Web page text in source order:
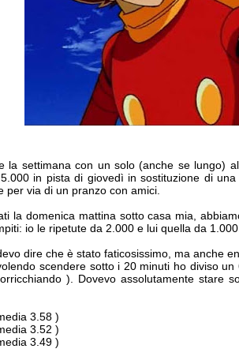
la settimana con un solo (anche se lungo)
in pista di giovedì in sostituzione di
per via di un pranzo con amici.
la domenica mattina sotto casa mia,
io le ripetute da 2.000 e lui quella da 1.000.
dire che è stato faticosissimo, ma anche
scendere sotto i 20 minuti ho diviso
). Dovevo assolutamente stare
3.58 )
3.52 )
3.49 )